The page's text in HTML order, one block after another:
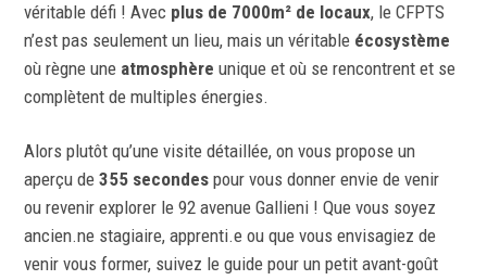
véritable défi ! Avec plus de 7000m² de locaux, le CFPTS
n’est pas seulement un lieu, mais un véritable écosystème
où règne une atmosphère unique et où se rencontrent et se
complètent de multiples énergies.
Alors plutôt qu’une visite détaillée, on vous propose un
aperçu de 355 secondes pour vous donner envie de venir
ou revenir explorer le 92 avenue Gallieni ! Que vous soyez
ancien.ne stagiaire, apprenti.e ou que vous envisagiez de
venir vous former, suivez le guide pour un petit avant-goût